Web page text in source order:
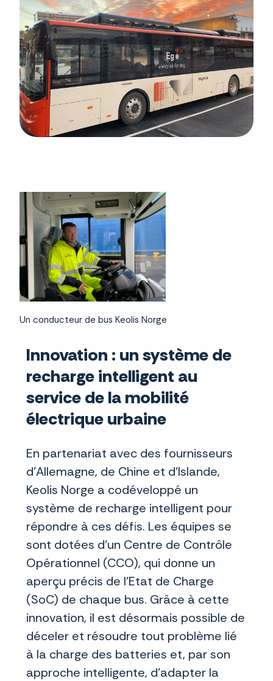
Un conducteur de bus Keolis Norge
Innovation : un système de
recharge intelligent au
service de la mobilité
électrique urbaine
En partenariat avec des fournisseurs
d’Allemagne, de Chine et d’Islande,
Keolis Norge a codéveloppé un
système de recharge intelligent pour
répondre à ces défis. Les équipes se
sont dotées d’un Centre de Contrôle
Opérationnel (CCO), qui donne un
aperçu précis de l’Etat de Charge
(SoC) de chaque bus. Grâce à cette
innovation, il est désormais possible de
déceler et résoudre tout problème lié
à la charge des batteries et, par son
approche intelligente, d’adapter la